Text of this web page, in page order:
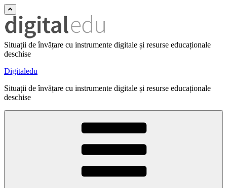
Situații de învățare cu instrumente digitale și resurse educaționale
deschise
Digitaledu
Situații de învățare cu instrumente digitale și resurse educaționale
deschise